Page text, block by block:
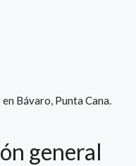
Bávaro, Punta Cana.
general